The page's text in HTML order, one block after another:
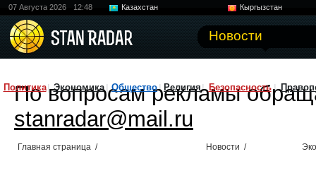
07 Августа 2026 12:48 Казахстан
Кыргызстан
Новости
Политика Экономика Общество Религия Безопасность
По вопросам рекламы
stanradar@mail.ru
Главная страница / Новости /